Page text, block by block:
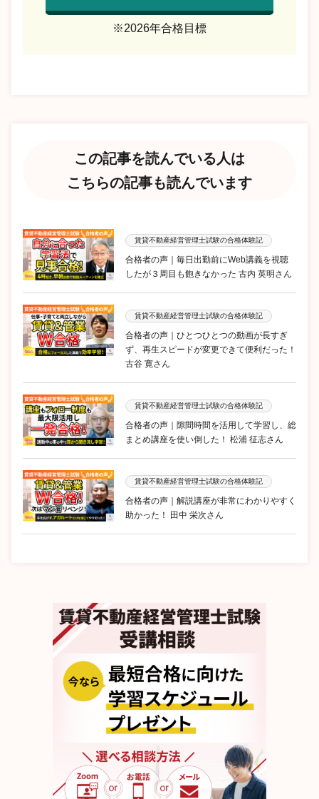
※2026年合格目標
この記事を読んでいる人は
こちらの記事も読んでいます
賃貸不動産経営管理士試験の合格体験記
合格者の声｜毎日出勤前にWeb講義を視聴
したが３周目も飽きなかった 古内 英明さん
賃貸不動産経営管理士試験の合格体験記
合格者の声｜ひとつひとつの動画が長すぎ
ず、再生スピードが変更できて便利だった！
古谷 寛さん
賃貸不動産経営管理士試験の合格体験記
合格者の声｜隙間時間を活用して学習し、総
まとめ講座を使い倒した！ 松浦 征志さん
賃貸不動産経営管理士試験の合格体験記
合格者の声｜解説講座が非常にわかりやすく
助かった！ 田中 栄次さん